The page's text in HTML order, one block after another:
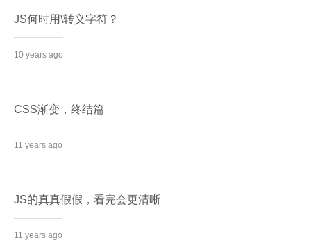
JS何时用\转义字符？
10 years ago
CSS渐变，终结篇
11 years ago
JS的真真假假，看完会更清晰
11 years ago